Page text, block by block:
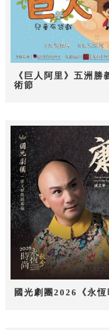
《巨人阿里》五洲
術節
國光劇團2026《永